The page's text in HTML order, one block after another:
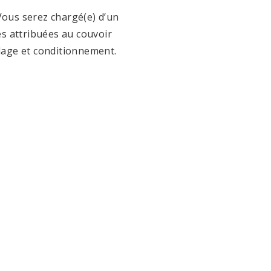
serez chargé(e) d’un
attribuées au couvoir
et conditionnement.